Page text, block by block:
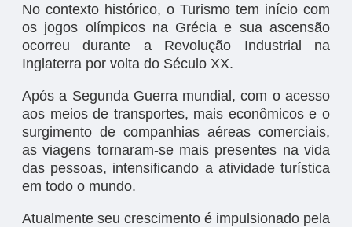
No contexto histórico, o Turismo tem início com
os jogos olímpicos na Grécia e sua ascensão
ocorreu durante a Revolução Industrial na
Inglaterra por volta do Século XX.
Após a Segunda Guerra mundial, com o acesso
aos meios de transportes, mais econômicos e o
surgimento de companhias aéreas comerciais,
as viagens tornaram-se mais presentes na vida
das pessoas, intensificando a atividade turística
em todo o mundo.
Atualmente seu crescimento é impulsionado pela